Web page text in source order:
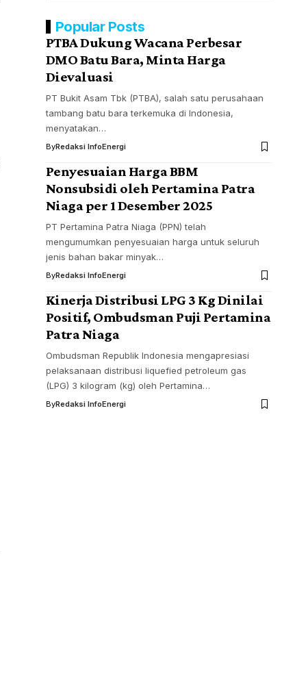
Popular Posts
PTBA Dukung Wacana Perbesar
DMO Batu Bara, Minta Harga
Dievaluasi
PT Bukit Asam Tbk (PTBA), salah satu perusahaan
tambang batu bara terkemuka di Indonesia,
menyatakan…
ByRedaksi InfoEnergi
Penyesuaian Harga BBM
Nonsubsidi oleh Pertamina Patra
Niaga per 1 Desember 2025
PT Pertamina Patra Niaga (PPN) telah
mengumumkan penyesuaian harga untuk seluruh
jenis bahan bakar minyak…
ByRedaksi InfoEnergi
Kinerja Distribusi LPG 3 Kg Dinilai
Positif, Ombudsman Puji Pertamina
Patra Niaga
Ombudsman Republik Indonesia mengapresiasi
pelaksanaan distribusi liquefied petroleum gas
(LPG) 3 kilogram (kg) oleh Pertamina…
ByRedaksi InfoEnergi